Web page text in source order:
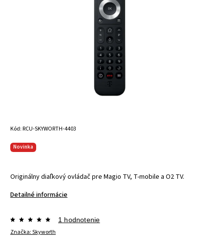
Kód:RCU-SKYWORTH-4403
Novinka
Originálny diaľkový ovládač pre Magio TV, T-mobile a O2 TV.
Detailné informácie
Značka:Skyworth
1 hodnotenie